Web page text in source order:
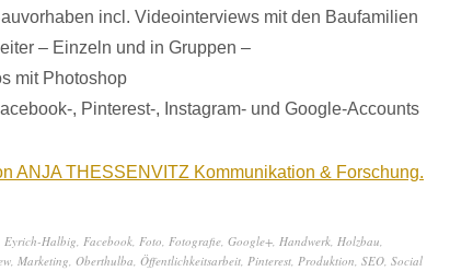
incl. Videointerviews mit den Baufamilien
– Einzeln und in Gruppen –
mit Photoshop
, Pinterest-, Instagram- und Google-Accounts
ANJA THESSENVITZ Kommunikation & Forschung.
Eyrich-Halbig, Facebook, Foto, Fotografie, Google+, Handwerk, Holzbau,
, Marketing, Oberthulba, Öffentlichkeitsarbeit, Pinterest, Produktion, SEO, Social